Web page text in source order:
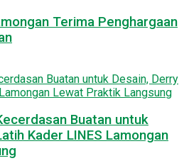
Terima Penghargaan
Buatan untuk
Kader LINES Lamongan